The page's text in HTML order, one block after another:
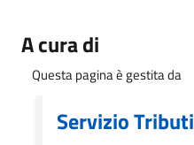
A cura di
Questa pagina è gestita da
Servizio Tributi